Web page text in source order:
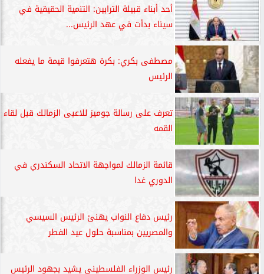
أحد أبناء قبيلة الترابين: التنمية الحقيقية في
سيناء بدأت في عهد الرئيس...
مصطفى بكري: بكرة ھتعرفوا قيمة ما يفعله
الرئيس
تعرف على رسالة جوميز للاعبى الزمالك قبل لقاء
القمه
قائمة الزمالك لمواجهة الاتحاد السكندري في
الدوري غدا
رئيس دفاع النواب يهنئ الرئيس السيسي
والمصريين بمناسبة حلول عيد الفطر
رئيس الوزراء الفلسطيني يشيد بجهود الرئيس